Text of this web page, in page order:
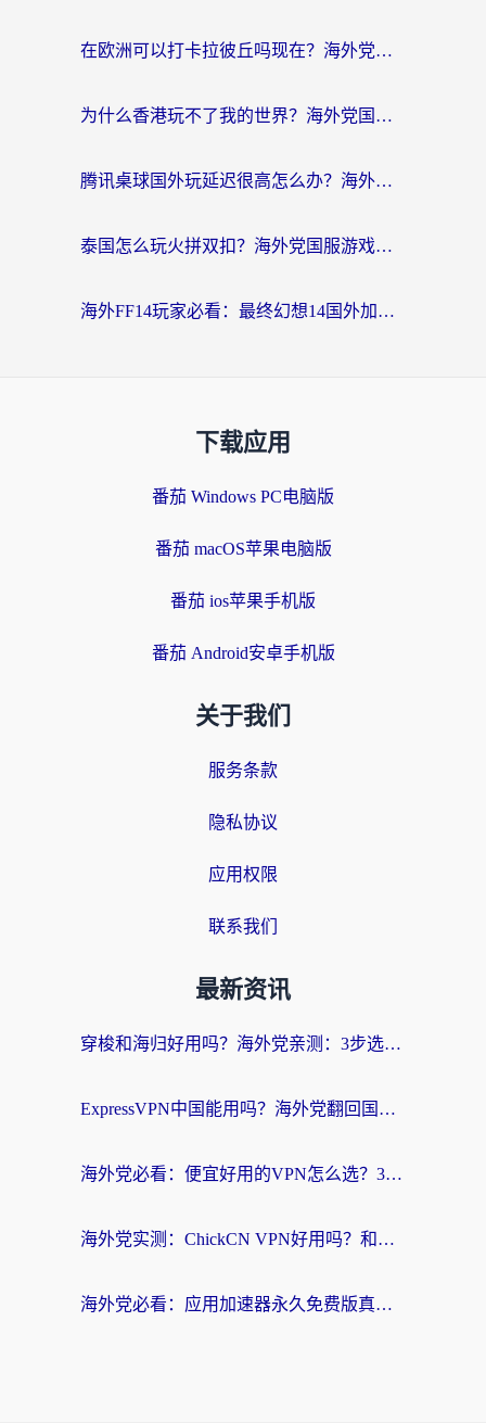
在欧洲可以打卡拉彼丘吗现在？海外党国服游戏加速器终极避坑指南
为什么香港玩不了我的世界？海外党国服游戏加速终极解决方案
腾讯桌球国外玩延迟很高怎么办？海外党亲测有效的国服游戏加速指南
泰国怎么玩火拼双扣？海外党国服游戏加速终极指南（附暗区突围植物大战僵尸实测）
海外FF14玩家必看：最终幻想14国外加速器下载安装全攻略+卡顿解决秘籍
下载应用
番茄 Windows PC电脑版
番茄 macOS苹果电脑版
番茄 ios苹果手机版
番茄 Android安卓手机版
关于我们
服务条款
隐私协议
应用权限
联系我们
最新资讯
穿梭和海归好用吗？海外党亲测：3步选对回国加速器，无缝刷国内剧玩手游
ExpressVPN中国能用吗？海外党翻回国内的加速器选择指南（附番茄加速器实测）
海外党必看：便宜好用的VPN怎么选？3步解决回国访问难题+Steam改区技巧
海外党实测：ChickCN VPN好用吗？和OurPlay VPN对比哪个回国效果更好？附避坑指南
海外党必看：应用加速器永久免费版真的靠谱吗？教你选对回国加速器无缝刷国内资源